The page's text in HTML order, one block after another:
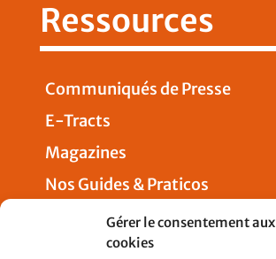
Gérer le consentement aux
cookies
Ressources
Communiqués de Presse
E-Tracts
Magazines
Nos Guides & Praticos